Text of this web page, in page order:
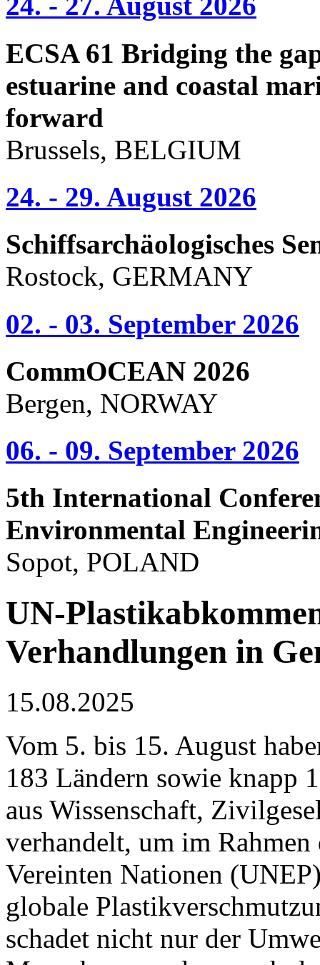
ECSA 61 Bridging the
estuarine and coastal
forward
Brussels, BELGIUM
24. - 29. August 2026
Schiffsarchäologisches
Rostock, GERMANY
02. - 03. September 2026
CommOCEAN 2026
Bergen, NORWAY
06. - 09. September 2026
5th International
Environmental
Sopot, POLAND
UN-
Verhandlungen in
15.08.2025
Vom 5. bis 15. August
183 Ländern sowie knapp
aus Wissenschaft,
verhandelt, um im
Vereinten Nationen
globale
schadet nicht nur der